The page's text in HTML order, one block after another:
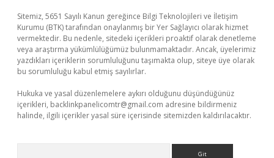
Sitemiz, 5651 Sayılı Kanun gereğince Bilgi Teknolojileri ve İletişim
Kurumu (BTK) tarafından onaylanmış bir Yer Sağlayıcı olarak hizmet
vermektedir. Bu nedenle, sitedeki içerikleri proaktif olarak denetleme
veya araştırma yükümlülüğümüz bulunmamaktadır. Ancak, üyelerimiz
yazdıkları içeriklerin sorumluluğunu taşımakta olup, siteye üye olarak
bu sorumluluğu kabul etmiş sayılırlar.
Hukuka ve yasal düzenlemelere aykırı olduğunu düşündüğünüz
içerikleri, backlinkpanelicomtr@gmail.com adresine bildirmeniz
halinde, ilgili içerikler yasal süre içerisinde sitemizden kaldırılacaktır.